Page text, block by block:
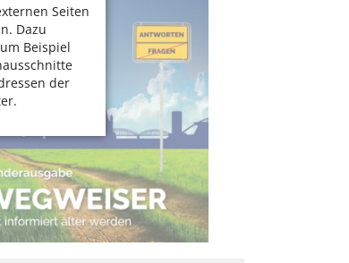
Seiten
Dazu
Beispiel
der